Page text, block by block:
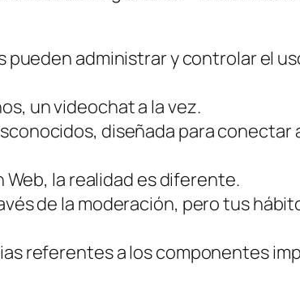
pueden administrar y controlar el
un videochat a la vez.
diseñada para conectar
la realidad es diferente.
de la moderación, pero tus
referentes a los componentes